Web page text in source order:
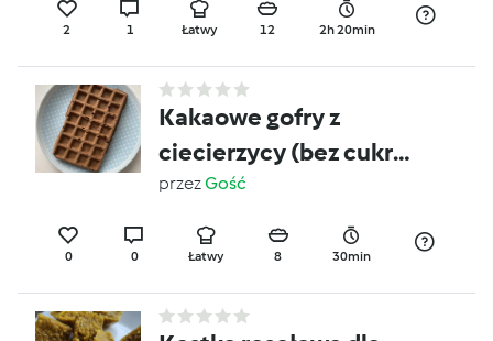
2 1 Łatwy 12 2h 20min
Kakaowe gofry z
ciecierzycy (bez cukru,
BLW, rozszerzanie
diety)
przezGość
0 0 Łatwy 8 30min